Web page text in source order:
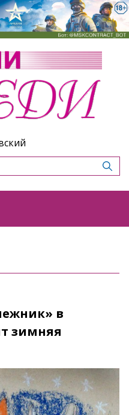
в
зимняя